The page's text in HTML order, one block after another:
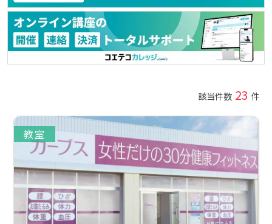
該当件数 23 件
教室